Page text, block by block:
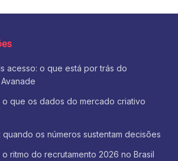
acesso: o que está por trás do
o que os dados do mercado criativo
quando os números sustentam decisões
ritmo do recrutamento 2026 no Brasil